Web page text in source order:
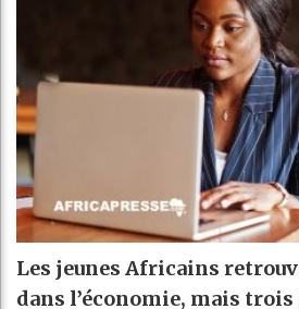
Les jeunes Africains
dans l’économie, mais